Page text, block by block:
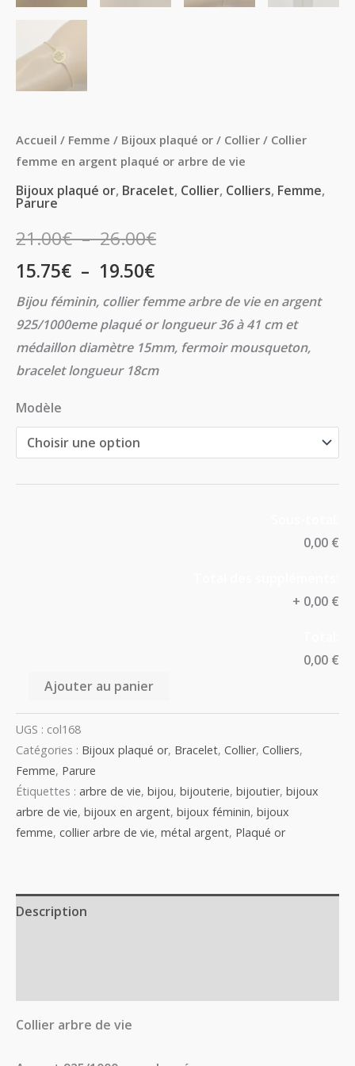
Accueil / Femme / Bijoux plaqué or / Collier / Collier
femme en argent plaqué or arbre de vie
Bijoux plaqué or, Bracelet, Collier, Colliers, Femme,
Parure
21.00€–26.00€
15.75€ – 19.50€
Bijou féminin, collier femme arbre de vie en argent
925/1000eme plaqué or longueur 36 à 41 cm et
médaillon diamètre 15mm, fermoir mousqueton,
bracelet longueur 18cm
Modèle
0,00 €
+ 0,00 €
0,00 €
Ajouter au panier
UGS : col168
Catégories : Bijoux plaqué or, Bracelet, Collier, Colliers,
Femme, Parure
Étiquettes : arbre de vie, bijou, bijouterie, bijoutier, bijoux
arbre de vie, bijoux en argent, bijoux féminin, bijoux
femme, collier arbre de vie, métal argent, Plaqué or
Description
Collier arbre de vie